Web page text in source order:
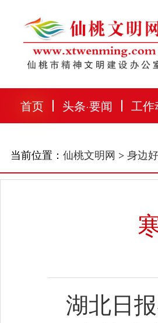
首页 头条·要闻 工作
当前位置： 仙桃文明网 > 身边
湖北日